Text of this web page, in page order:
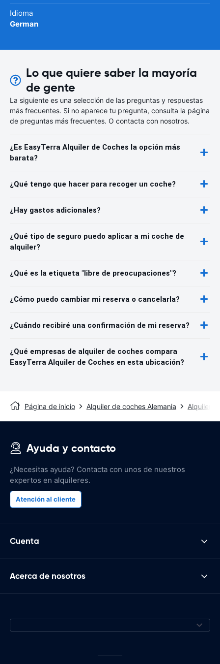
Idioma
German
Lo que quiere saber la mayoría
de gente
La siguiente es una selección de las preguntas y respuestas
más frecuentes. Si no aparece tu pregunta, consulta la página
de preguntas más frecuentes. O contacta con nosotros.
¿Es EasyTerra Alquiler de Coches la opción más
barata?
¿Qué tengo que hacer para recoger un coche?
¿Hay gastos adicionales?
¿Qué tipo de seguro puedo aplicar a mi coche de
alquiler?
¿Qué es la etiqueta "libre de preocupaciones"?
¿Cómo puedo cambiar mi reserva o cancelarla?
¿Cuándo recibiré una confirmación de mi reserva?
¿Qué empresas de alquiler de coches compara
EasyTerra Alquiler de Coches en esta ubicación?
Página de inicio Alquiler de coches Alemania Alquiler
Ayuda y contacto
¿Necesitas ayuda? Contacta con unos de nuestros
expertos en alquileres.
Atención al cliente
Cuenta
Acerca de nosotros